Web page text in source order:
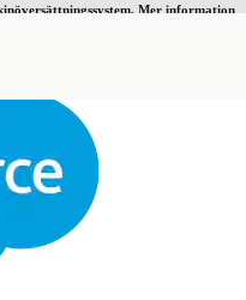
Mer information